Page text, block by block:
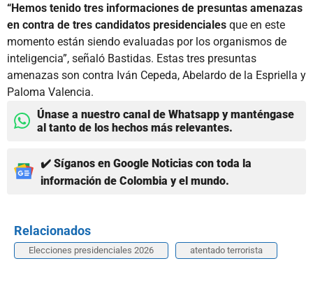
“Hemos tenido tres informaciones de presuntas amenazas
en contra de tres candidatos presidenciales que en este
momento están siendo evaluadas por los organismos de
inteligencia”, señaló Bastidas. Estas tres presuntas
amenazas son contra Iván Cepeda, Abelardo de la Espriella y
Paloma Valencia.
Únase a nuestro canal de Whatsapp y manténgase
al tanto de los hechos más relevantes.
✔️ Síganos en Google Noticias con toda la
información de Colombia y el mundo.
Relacionados
Elecciones presidenciales 2026 atentado terrorista